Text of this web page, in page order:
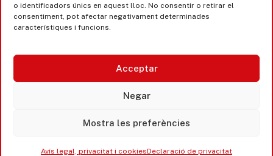
o identificadors únics en aquest lloc. No consentir o retirar el
consentiment, pot afectar negativament determinades
característiques i funcions.
Acceptar
Negar
Mostra les preferències
Avís legal, privacitat i cookiesDeclaració de privacitat
Accesibilitat